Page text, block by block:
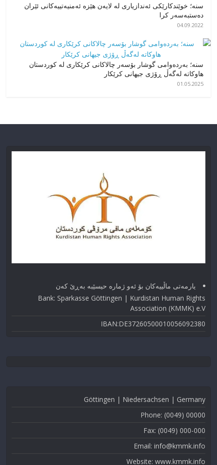
سنه؛ خوێندکارێکی ئەندازیاری لە لایەن هێزە ئەمنیەتییەکانی ئێران
دەستبەسەر کرا
04.09.2022
سنە؛ بەردەوامی گوشار بۆسەر چالاکانی کرێکاری لە کوردستان
هاوکاتە لەگەڵ ڕۆژی جیهانی کرێکار
01.05.2025
یارمەتی ماڵییەکان بۆ ئەو ژماره حیسێبە بەڕێ کەن
Bank: Sparkasse Göttingen | Kurdistan Human Rights
Association (KMMK) e.V
IBAN:DE37260500010056092380
Göttingen | Niedersachsen | Germany
Phone: (0049) 00000
Fax: (0049) 000-000
Email: info@kmmk.info
Website: www.kmmk.info